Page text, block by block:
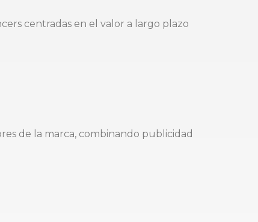
centradas en el valor a largo plazo
de la marca, combinando publicidad